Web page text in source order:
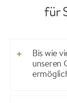
für
Bis wie
unseren